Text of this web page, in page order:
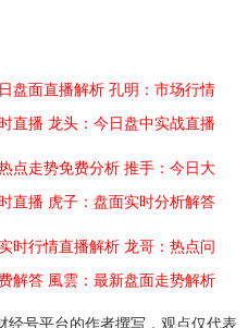
盘面直播解析 孔明：市场行情
直播 龙头：今日盘中实战直播
点走势免费分析 推手：今日大
直播 虎子：盘面实时分析解答
时行情直播解析 龙哥：热点问
解答 風雲：最新盘面走势解析
经号平台的作者撰写，观点仅代表